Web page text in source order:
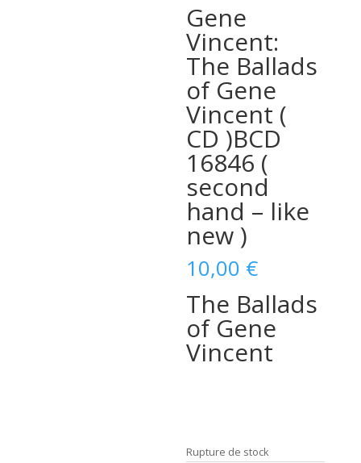
Gene
Vincent:
The Ballads
of Gene
Vincent (
CD ) BCD
16846 (
second
hand – like
new )
10,00 €
The Ballads
of Gene
Vincent
Rupture de stock